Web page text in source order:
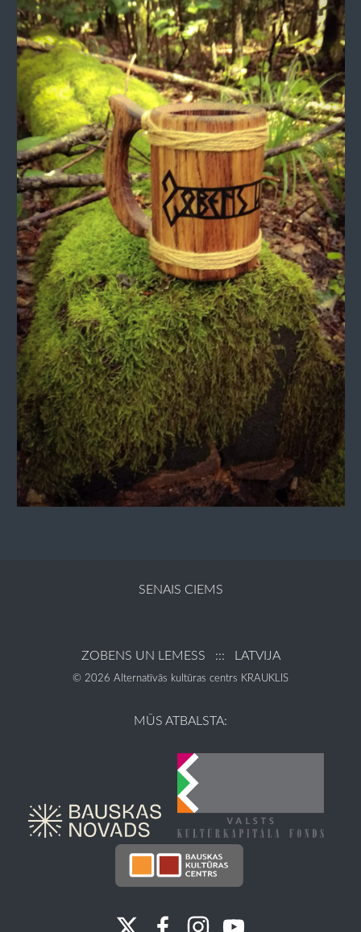
SENAIS CIEMS
ZOBENS UN LEMESS ::: LATVIJA
© 2026 Alternatīvās kultūras centrs KRAUKLIS
MŪS ATBALSTA: